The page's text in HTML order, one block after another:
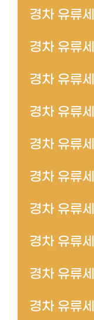
경차 유류
경차 유류
경차 유류
경차 유류
경차 유류
경차 유류
경차 유류
경차 유류
경차 유류
경차 유류